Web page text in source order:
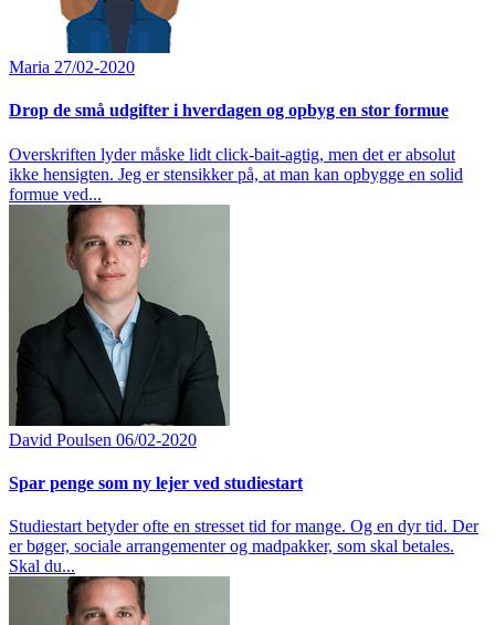
Maria 27/02-2020
Drop de små udgifter i hverdagen og opbyg en stor formue
Overskriften lyder måske lidt click-bait-agtig, men det er absolut
ikke hensigten. Jeg er stensikker på, at man kan opbygge en solid
formue ved...
David Poulsen 06/02-2020
Spar penge som ny lejer ved studiestart
Studiestart betyder ofte en stresset tid for mange. Og en dyr tid. Der
er bøger, sociale arrangementer og madpakker, som skal betales.
Skal du...